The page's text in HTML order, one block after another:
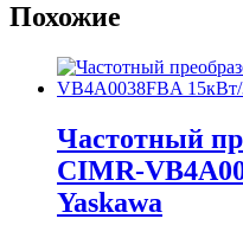
Похожие
Частотный
CIMR-
Yaskawa